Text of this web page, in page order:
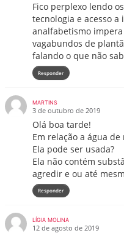
Fico perplexo lendo
tecnologia e acesso
analfabetismo
vagabundos de
falando o que não
Responder
MARTINS
3 de outubro de 2019
Olá boa tarde!
Em relação a água de
Ela pode ser usada?
Ela não contém
agredir e ou até
Responder
LÍGIA MOLINA
12 de agosto de 2019